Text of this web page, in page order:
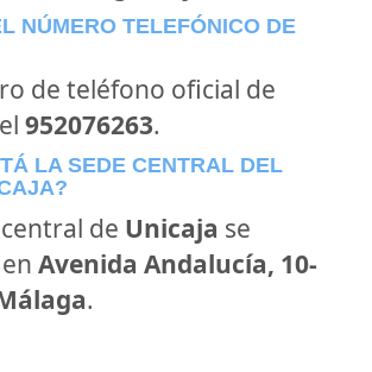
NÚMERO TELEFÓNICO DE
de teléfono oficial de
952076263.
LA SEDE CENTRAL DEL
de Unicaja se
Avenida Andalucía, 10-
.